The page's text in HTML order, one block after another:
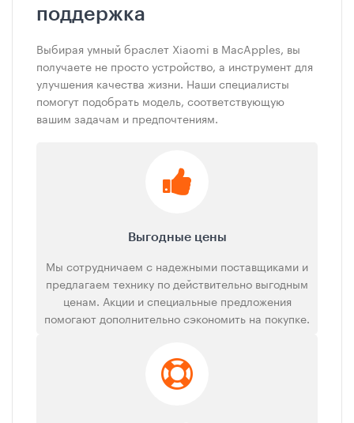
поддержка
Выбирая умный браслет Xiaomi в MacApples, вы
получаете не просто устройство, а инструмент для
улучшения качества жизни. Наши специалисты
помогут подобрать модель, соответствующую
вашим задачам и предпочтениям.
Выгодные цены
Мы сотрудничаем с надежными поставщиками и
предлагаем технику по действительно выгодным
ценам. Акции и специальные предложения
помогают дополнительно сэкономить на покупке.